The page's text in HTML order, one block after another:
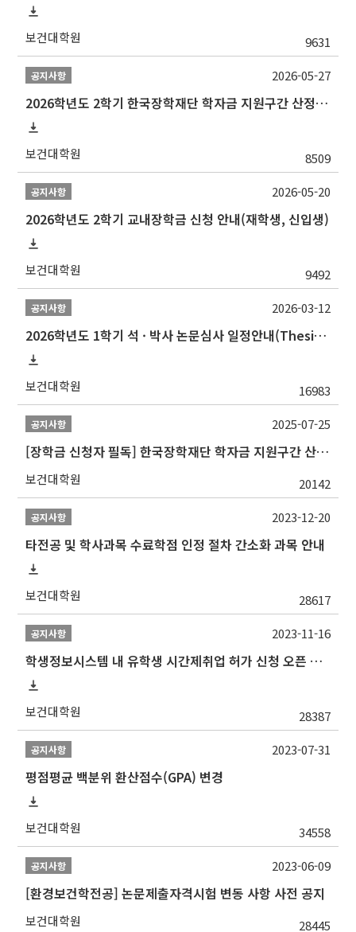
보건대학원 9631
공지사항
2026학년도 2학기 한국장학재단 학자금 지원구간 산정 신청 안내
보건대학원 8509
2026-05-27
공지사항
2026학년도 2학기 교내장학금 신청 안내(재학생, 신입생)
보건대학원 9492
2026-05-20
공지사항
2026학년도 1학기 석 · 박사 논문심사 일정안내(Thesis Defense Schedules)
보건대학원 16983
2026-03-12
공지사항
[장학금 신청자 필독] 한국장학재단 학자금 지원구간 산정 권고
보건대학원 20142
2025-07-25
공지사항
타전공 및 학사과목 수료학점 인정 절차 간소화 과목 안내
보건대학원 28617
2023-12-20
공지사항
학생정보시스템 내 유학생 시간제취업 허가 신청 오픈 안내
보건대학원 28387
2023-11-16
공지사항
평점평균 백분위 환산점수(GPA) 변경
보건대학원 34558
2023-07-31
공지사항
[환경보건학전공] 논문제출자격시험 변동 사항 사전 공지
보건대학원 28445
2023-06-09